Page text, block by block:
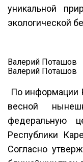
уникальной
экологической
Валерий Поташов
Валерий Поташов
По информации
весной
федеральную
Республики
Согласно